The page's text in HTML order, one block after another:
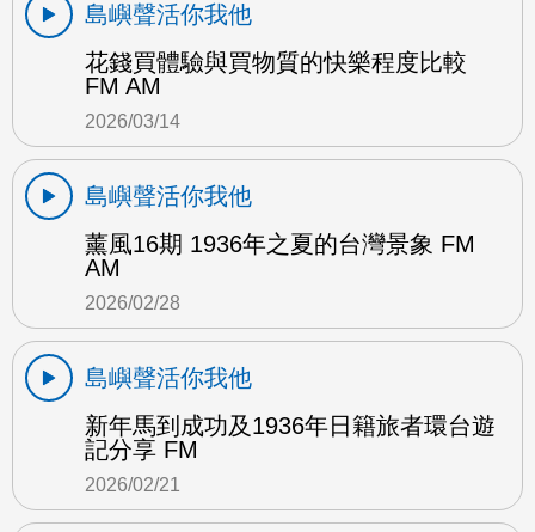
島嶼聲活你我他
花錢買體驗與買物質的快樂程度比較
FM AM
2026/03/14
島嶼聲活你我他
薰風16期 1936年之夏的台灣景象 FM
AM
2026/02/28
島嶼聲活你我他
新年馬到成功及1936年日籍旅者環台遊
記分享 FM
2026/02/21